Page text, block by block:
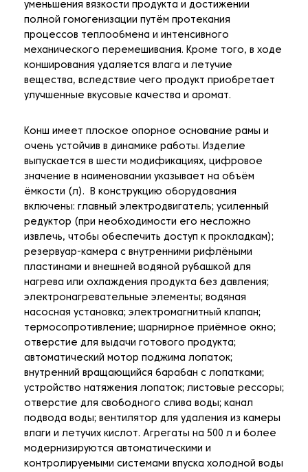
уменьшения вязкости продукта и достижении
полной гомогенизации путём протекания
процессов теплообмена и интенсивного
механического перемешивания. Кроме того, в ходе
конширования удаляется влага и летучие
вещества, вследствие чего продукт приобретает
улучшенные вкусовые качества и аромат.
Конш имеет плоское опорное основание рамы и
очень устойчив в динамике работы. Изделие
выпускается в шести модификациях, цифровое
значение в наименовании указывает на объём
ёмкости (л). В конструкцию оборудования
включены: главный электродвигатель; усиленный
редуктор (при необходимости его несложно
извлечь, чтобы обеспечить доступ к прокладкам);
резервуар-камера с внутренними рифлёными
пластинами и внешней водяной рубашкой для
нагрева или охлаждения продукта без давления;
электронагревательные элементы; водяная
насосная установка; электромагнитный клапан;
термосопротивление; шарнирное приёмное окно;
отверстие для выдачи готового продукта;
автоматический мотор поджима лопаток;
внутренний вращающийся барабан с лопатками;
устройство натяжения лопаток; листовые рессоры;
отверстие для свободного слива воды; канал
подвода воды; вентилятор для удаления из камеры
влаги и летучих кислот. Агрегаты на 500 л и более
модернизируются автоматическими и
контролируемыми системами впуска холодной воды